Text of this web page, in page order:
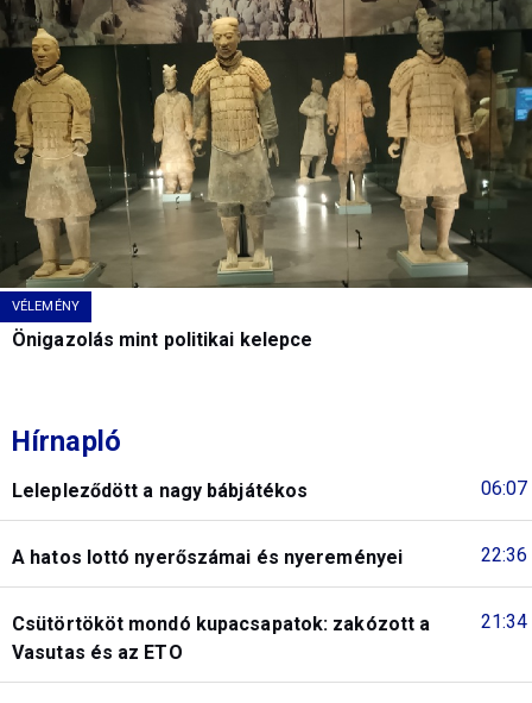
VÉLEMÉNY
Önigazolás mint politikai kelepce
Hírnapló
06:07
Lelepleződött a nagy bábjátékos
22:36
A hatos lottó nyerőszámai és nyereményei
21:34
Csütörtököt mondó kupacsapatok: zakózott a
Vasutas és az ETO